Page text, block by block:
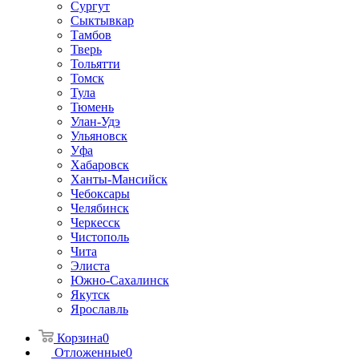
Сургут
Сыктывкар
Тамбов
Тверь
Тольятти
Томск
Тула
Тюмень
Улан-Удэ
Ульяновск
Уфа
Хабаровск
Ханты-Мансийск
Чебоксары
Челябинск
Черкесск
Чистополь
Чита
Элиста
Южно-Сахалинск
Якутск
Ярославль
Корзина0
Отложенные0